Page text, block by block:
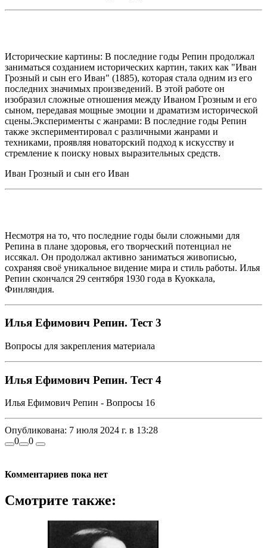
Исторические картины: В последние годы Репин продолжал
заниматься созданием исторических картин, таких как "Иван
Грозный и сын его Иван" (1885), которая стала одним из его
последних значимых произведений. В этой работе он
изобразил сложные отношения между Иваном Грозным и его
сыном, передавая мощные эмоции и драматизм исторической
сцены.Эксперименты с жанрами: В последние годы Репин
также экспериментировал с различными жанрами и
техниками, проявляя новаторский подход к искусству и
стремление к поиску новых выразительных средств.
Иван Грозный и сын его Иван
Несмотря на то, что последние годы были сложными для
Репина в плане здоровья, его творческий потенциал не
иссякал. Он продолжал активно заниматься живописью,
сохраняя своё уникальное видение мира и стиль работы. Илья
Репин скончался 29 сентября 1930 года в Куоккала,
Финляндия.
Илья Ефимович Репин. Тест 3
Вопросы для закрепления материала
Илья Ефимович Репин. Тест 4
Илья Ефимович Репин - Вопросы 16
Опубликована: 7 июля 2024 г. в 13:28
0
0
Комментариев пока нет
Смотрите также: